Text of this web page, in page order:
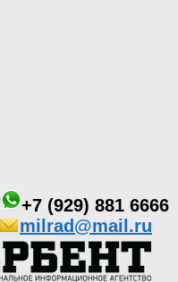
+7 (929) 881 6666
milrad@mail.ru